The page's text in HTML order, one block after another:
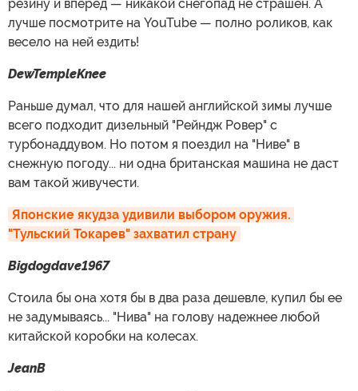
резину и вперед — никакой снегопад не страшен. А
лучше посмотрите на YouTube — полно роликов, как
весело на ней ездить!
DewTempleKnee
Раньше думал, что для нашей английской зимы лучше
всего подходит дизельный "Рейндж Ровер" с
турбонаддувом. Но потом я поездил на "Ниве" в
снежную погоду... ни одна британская машина не даст
вам такой живучести.
Японские якудза удивили выбором оружия.
"Тульский Токарев" захватил страну
Bigdogdave1967
Стоила бы она хотя бы в два раза дешевле, купил бы ее
не задумываясь... "Нива" на голову надежнее любой
китайской коробки на колесах.
JeanB